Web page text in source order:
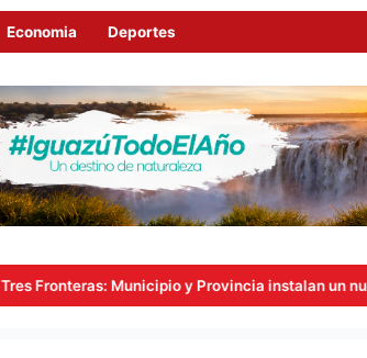
Economia Deportes
y Provincia instalan un nuevo punto de